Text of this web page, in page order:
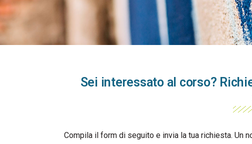
Sei interessato al corso?
Compila il form di seguito e invia la tua richiesta.